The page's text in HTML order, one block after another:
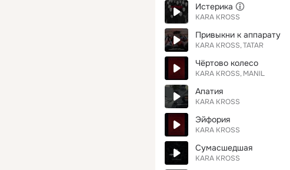
Истерика
KARA KROSS
Привыкни к аппарату
KARA KROSS TATAR
Чёртово колесо
KARA KROSS MANIL
Апатия
KARA KROSS
Эйфория
KARA KROSS
Сумасшедшая
KARA KROSS